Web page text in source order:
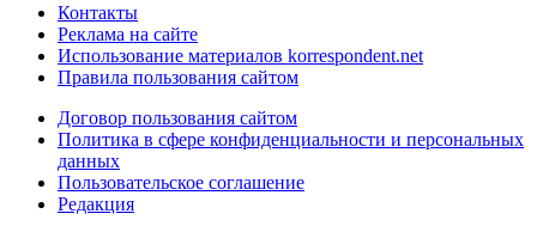
Контакты
Реклама на сайте
Использование материалов korrespondent.net
Правила пользования сайтом
Договор пользования сайтом
Политика в сфере конфиденциальности и персональных
данных
Пользовательское соглашение
Редакция